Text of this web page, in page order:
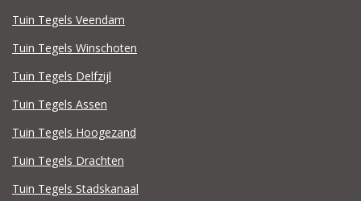
Tuin Tegels Veendam
Tuin Tegels Winschoten
Tuin Tegels Delfzijl
Tuin Tegels Assen
Tuin Tegels Hoogezand
Tuin Tegels Drachten
Tuin Tegels Stadskanaal